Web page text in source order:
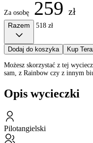
Za osobę 259 zł
Razem 518 zł
Dodaj do koszyka Kup
Możesz skorzystać z tej
sam, z Rainbow czy z innym
Opis wycieczki
Pilotangielski